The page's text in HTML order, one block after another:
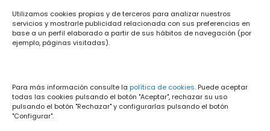
Utilizamos cookies propias y de terceros para analizar nuestros
servicios y mostrarle publicidad relacionada con sus preferencias en
base a un perfil elaborado a partir de sus hábitos de navegación (por
ejemplo, páginas visitadas).
Para más información consulte la política de cookies. Puede aceptar
todas las cookies pulsando el botón "Aceptar", rechazar su uso
pulsando el botón "Rechazar" y configurarlas pulsando el botón
"Configurar".